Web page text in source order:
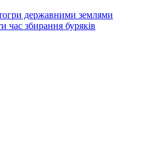
державними землями
час збирання буряків